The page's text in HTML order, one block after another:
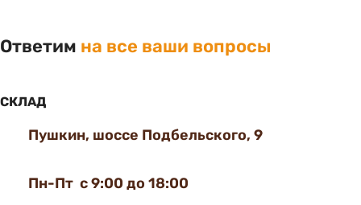
Ответим на все ваши вопросы
СКЛАД
Пушкин, шоссе Подбельского, 9
Пн-Пт с 9:00 до 18:00